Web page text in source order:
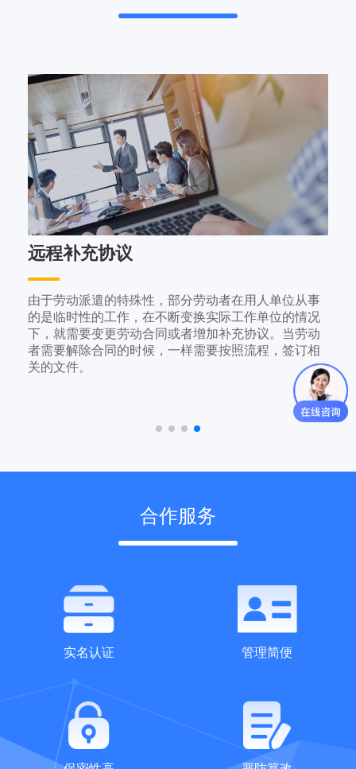
远程补充协议
由于劳动派遣的特殊性，部分劳动者在用人单位从事
的是临时性的工作，在不断变换实际工作单位的情况
下，就需要变更劳动合同或者增加补充协议。当劳动
者需要解除合同的时候，一样需要按照流程，签订相
关的文件。
合作服务
实名认证 管理简便